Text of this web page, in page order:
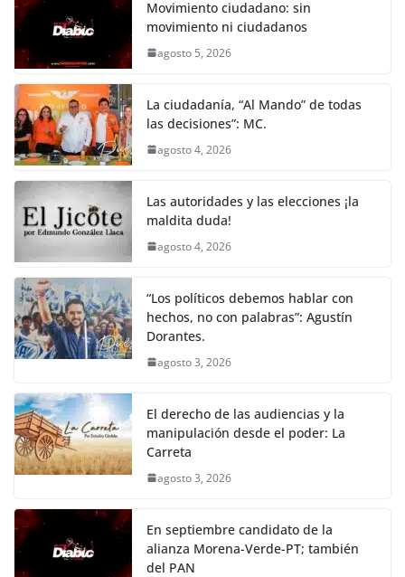
Movimiento ciudadano: sin
movimiento ni ciudadanos
agosto 5, 2026
La ciudadanía, “Al Mando” de todas
las decisiones”: MC.
agosto 4, 2026
Las autoridades y las elecciones ¡la
maldita duda!
agosto 4, 2026
“Los políticos debemos hablar con
hechos, no con palabras”: Agustín
Dorantes.
agosto 3, 2026
El derecho de las audiencias y la
manipulación desde el poder: La
Carreta
agosto 3, 2026
En septiembre candidato de la
alianza Morena-Verde-PT; también
del PAN